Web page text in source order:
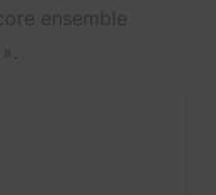
ensemble